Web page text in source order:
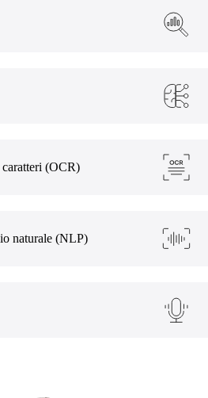
(OCR)
naturale (NLP)